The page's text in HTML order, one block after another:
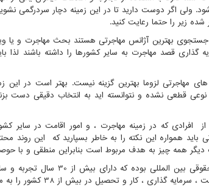
ولی اگر دوست دارید تا در این زمینه دچار سردرگمی
زیر را حتما رعایت کنید.
بهترین آژانس مهاجرتی هستند بحث مهاجرت و یا
گذاری قصد مهاجرت به سایر کشورها را داشته باشند
مهاجرتی لزوما بهترین گزینه نیست. بهتر است در این
قطعی نشده و نتوانسته اید به انتخاب دقیقی دست
که در زمینه مهاجرت ، و امور اقامت در سایر
باید همواره این نکته را به خاطر بسپارید که این
همه چیز به هدف مربوط است بنابراین منطقی و با
موسسه ثبتا بعنوان یکی از بهترین موسسات
و تحصیل در بیش از 38 کشور را به متقاضیان ارائه میدهد .